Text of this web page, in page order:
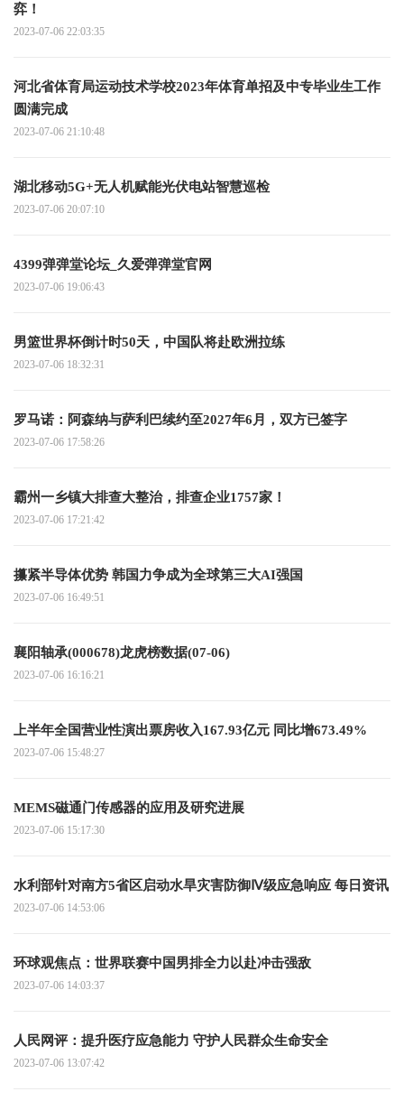
弈！
2023-07-06 22:03:35
河北省体育局运动技术学校2023年体育单招及中专毕业生工作
圆满完成
2023-07-06 21:10:48
湖北移动5G+无人机赋能光伏电站智慧巡检
2023-07-06 20:07:10
4399弹弹堂论坛_久爱弹弹堂官网
2023-07-06 19:06:43
男篮世界杯倒计时50天，中国队将赴欧洲拉练
2023-07-06 18:32:31
罗马诺：阿森纳与萨利巴续约至2027年6月，双方已签字
2023-07-06 17:58:26
霸州一乡镇大排查大整治，排查企业1757家！
2023-07-06 17:21:42
攥紧半导体优势 韩国力争成为全球第三大AI强国
2023-07-06 16:49:51
襄阳轴承(000678)龙虎榜数据(07-06)
2023-07-06 16:16:21
上半年全国营业性演出票房收入167.93亿元 同比增673.49%
2023-07-06 15:48:27
MEMS磁通门传感器的应用及研究进展
2023-07-06 15:17:30
水利部针对南方5省区启动水旱灾害防御Ⅳ级应急响应 每日资讯
2023-07-06 14:53:06
环球观焦点：世界联赛中国男排全力以赴冲击强敌
2023-07-06 14:03:37
人民网评：提升医疗应急能力 守护人民群众生命安全
2023-07-06 13:07:42